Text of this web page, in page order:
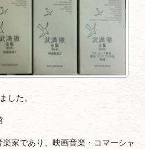
た。
家であり、映画音楽・コマーシャ